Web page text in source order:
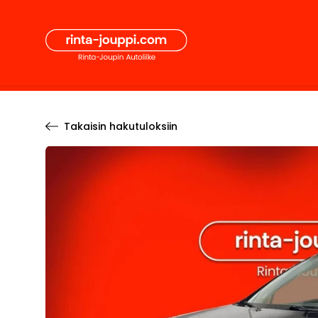
sisältöön
Takaisin hakutuloksiin